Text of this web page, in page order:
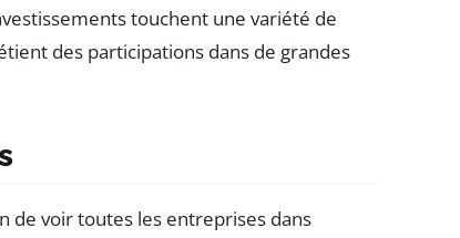
touchent une variété de
des participations dans de grandes
de voir toutes les entreprises dans